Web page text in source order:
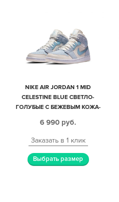
NIKE AIR JORDAN 1 MID
CELESTINE BLUE СВЕТЛО-
ГОЛУБЫЕ С БЕЖЕВЫМ КОЖА-
6 990 руб.
Заказать в 1 клик
Выбрать размер